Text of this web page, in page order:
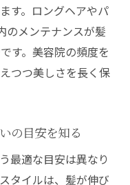
す。ロングヘアやパ
のメンテナンスが髪
す。美容院の頻度を
つつ美しさを長く保
の目安を知る
最適な目安は異なり
タイルは、髪が伸び